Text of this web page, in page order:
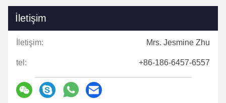
İletişim
İletişim: Mrs. Jesmine Zhu
tel: +86-186-6457-6557